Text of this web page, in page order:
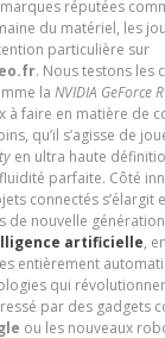
réputées
du matériel, les
particulière sur
. Nous testons les
la NVIDIA GeForce
à faire en matière de
qu’il s’agisse de
en ultra haute
parfaite. Côté
connectés s’élargit
de nouvelle
artificielle,
entièrement
qui
par des gadgets
ou les nouveaux